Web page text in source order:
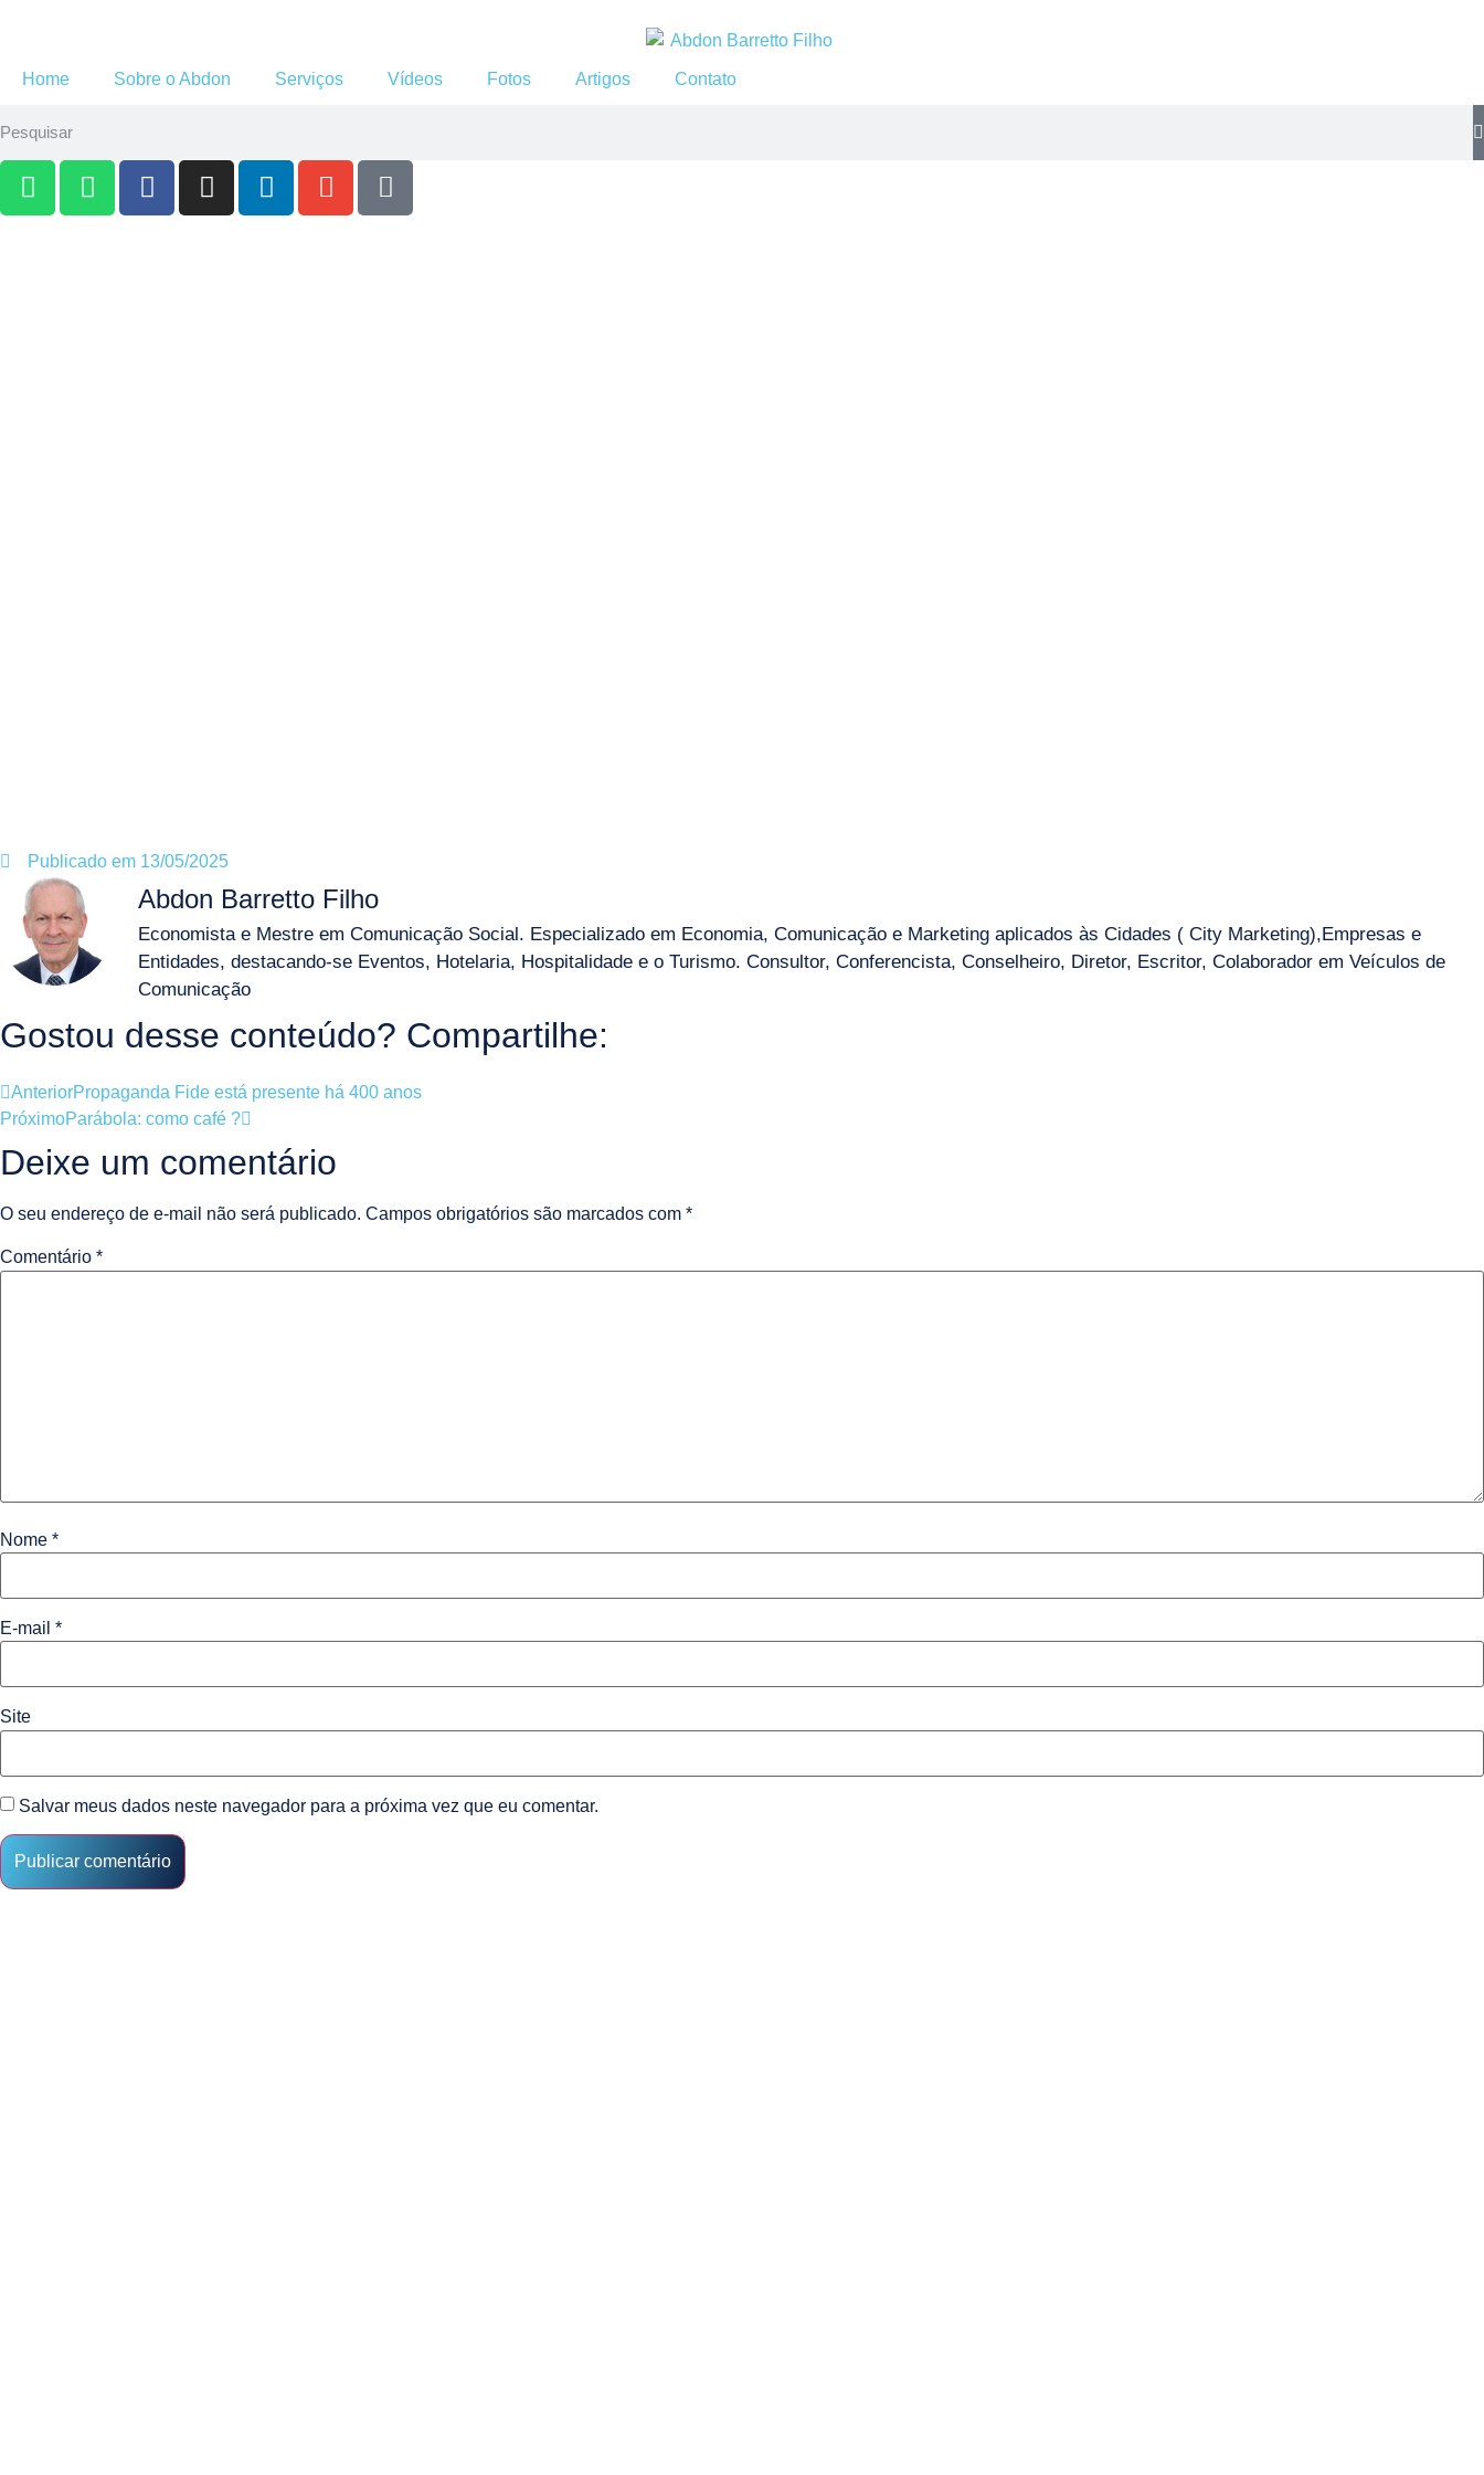
Home Sobre o Abdon Serviços Vídeos Fotos Artigos Contato
Publicado em 13/05/2025
Abdon Barretto Filho
Economista e Mestre em Comunicação Social. Especializado em Economia, Comunicação e Marketing aplicados às Cidades ( City Marketing),Empresas e
Entidades, destacando-se Eventos, Hotelaria, Hospitalidade e o Turismo. Consultor, Conferencista, Conselheiro, Diretor, Escritor, Colaborador em Veículos de
Comunicação
Gostou desse conteúdo? Compartilhe:
AnteriorPropaganda Fide está presente há 400 anos
PróximoParábola: como café ?
Deixe um comentário
O seu endereço de e-mail não será publicado. Campos obrigatórios são marcados com *
Comentário *
Nome *
E-mail *
Site
Salvar meus dados neste navegador para a próxima vez que eu comentar.